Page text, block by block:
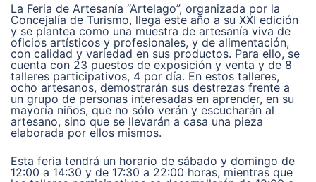
La Feria de Artesanía “Artelago”, organizada por la
Concejalía de Turismo, llega este año a su XXI edición
y se plantea como una muestra de artesanía viva de
oficios artísticos y profesionales, y de alimentación,
con calidad y variedad en sus productos. Para ello, se
cuenta con 23 puestos de exposición y venta y de 8
talleres participativos, 4 por día. En estos talleres,
ocho artesanos, demostrarán sus destrezas frente a
un grupo de personas interesadas en aprender, en su
mayoría niños, que no sólo verán y escucharán al
artesano, sino que se llevarán a casa una pieza
elaborada por ellos mismos.
Esta feria tendrá un horario de sábado y domingo de
12:00 a 14:30 y de 17:30 a 22:00 horas, mientras que